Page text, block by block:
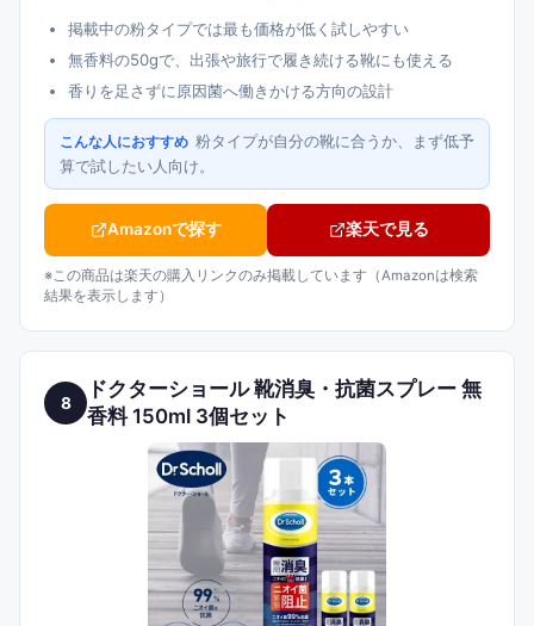
掲載中の粉タイプでは最も価格が低く試しやすい
無香料の50gで、出張や旅行で履き続ける靴にも使える
香りを足さずに原因菌へ働きかける方向の設計
こんな人におすすめ 粉タイプが自分の靴に合うか、まず低予
算で試したい人向け。
Amazonで探す 楽天で見る
※この商品は楽天の購入リンクのみ掲載しています（Amazonは検索
結果を表示します）
8
ドクターショール 靴消臭・抗菌スプレー 無
香料 150ml 3個セット